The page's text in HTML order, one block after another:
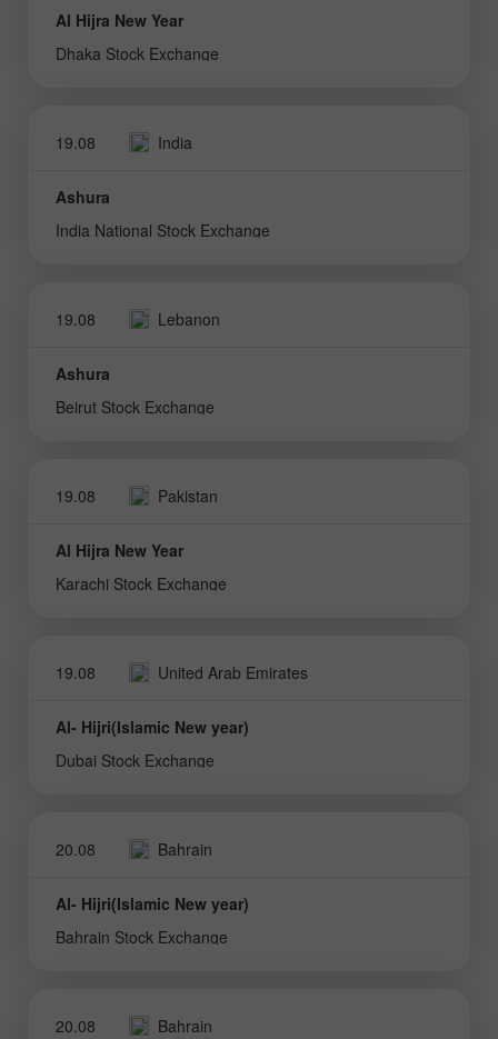
Al Hijra New Year
Dhaka Stock Exchange
19.08 India
Ashura
India National Stock Exchange
19.08 Lebanon
Ashura
Beirut Stock Exchange
19.08 Pakistan
Al Hijra New Year
Karachi Stock Exchange
19.08 United Arab Emirates
Al- Hijri(Islamic New year)
Dubai Stock Exchange
20.08 Bahrain
Al- Hijri(Islamic New year)
Bahrain Stock Exchange
20.08 Bahrain